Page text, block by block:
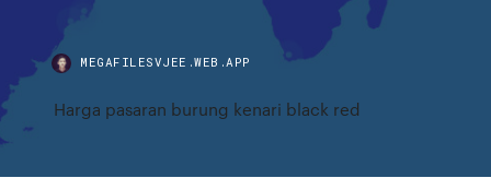
MEGAFILESVJEE.WEB.APP
Harga pasaran burung kenari black red